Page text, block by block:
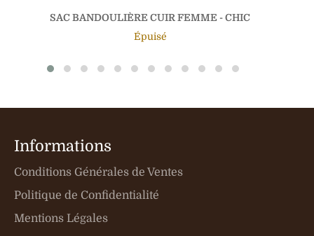
SAC BANDOULIÈRE CUIR FEMME - CHIC
Épuisé
Informations
Conditions Générales de Ventes
Politique de Confidentialité
Mentions Légales